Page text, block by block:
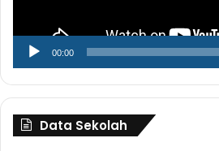
00:00
Data Sekolah